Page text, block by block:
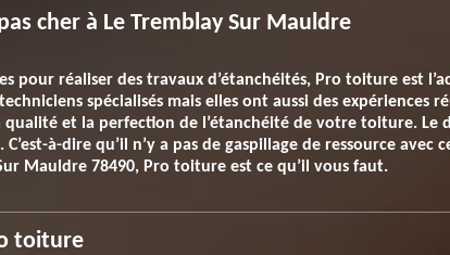
cher à Le Tremblay Sur Mauldre
pour réaliser des travaux d’étanchéités, Pro toiture est
spécialisés mais elles ont aussi des expériences
et la perfection de l’étanchéité de votre toiture. Le
à-dire qu’il n’y a pas de gaspillage de ressource avec
Mauldre 78490, Pro toiture est ce qu’il vous faut.
toiture